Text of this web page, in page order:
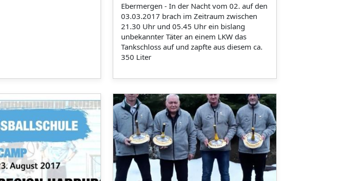
Ebermergen - In der Nacht vom 02. auf den
03.03.2017 brach im Zeitraum zwischen
21.30 Uhr und 05.45 Uhr ein bislang
unbekannter Täter an einem LKW das
Tankschloss auf und zapfte aus diesem ca.
350 Liter